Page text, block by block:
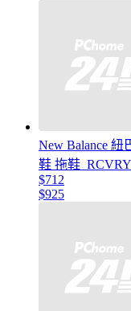
New Balance 紐
鞋 拖鞋
$712
$925